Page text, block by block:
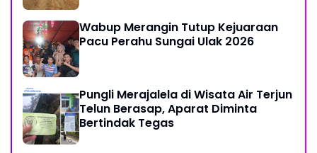
Wabup Merangin Tutup Kejuaraan
Pacu Perahu Sungai Ulak 2026
Pungli Merajalela di Wisata Air Terjun
Telun Berasap, Aparat Diminta
Bertindak Tegas